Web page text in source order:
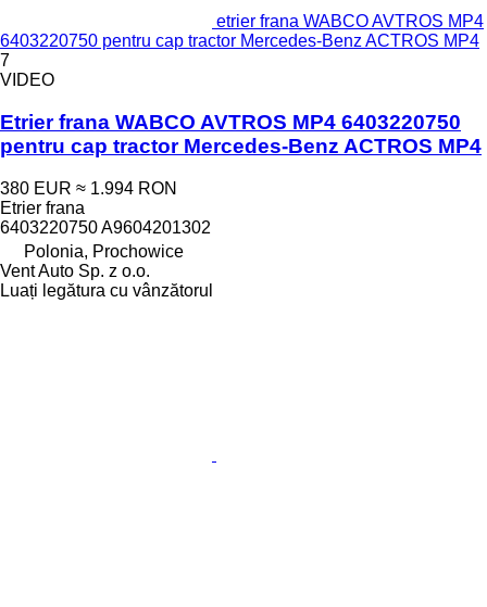
etrier frana WABCO AVTROS MP4
6403220750 pentru cap tractor Mercedes-Benz ACTROS MP4
7
VIDEO
Etrier frana WABCO AVTROS MP4 6403220750
pentru cap tractor Mercedes-Benz ACTROS MP4
380 EUR ≈ 1.994 RON
Etrier frana
6403220750 A9604201302
Polonia, Prochowice
Vent Auto Sp. z o.o.
Luați legătura cu vânzătorul